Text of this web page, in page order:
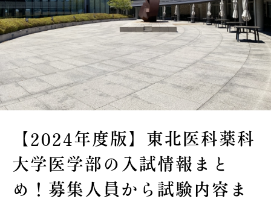
【2024年度版】東北医科薬科
大学医学部の入試情報まと
め！募集人員から試験内容ま